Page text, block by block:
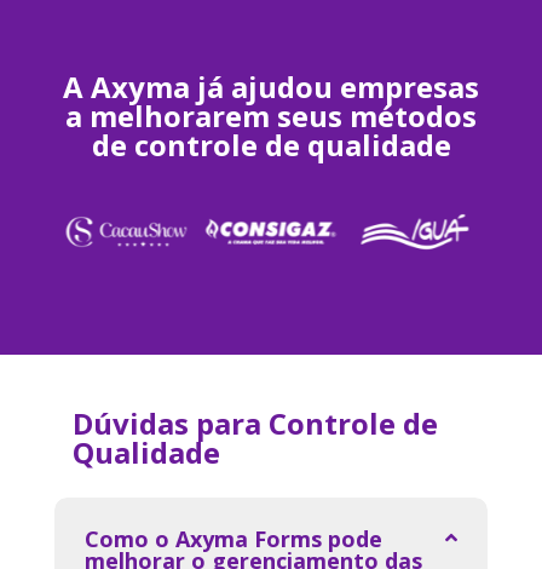
A Axyma já ajudou empresas
a melhorarem seus métodos
de controle de qualidade
Dúvidas para Controle de
Qualidade
Como o Axyma Forms pode
melhorar o gerenciamento das